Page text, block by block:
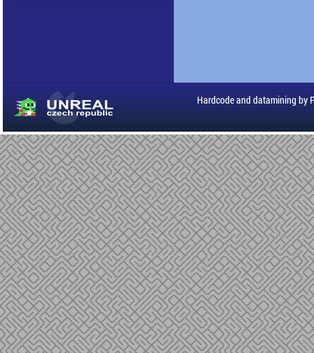
Hardcode and datamining by